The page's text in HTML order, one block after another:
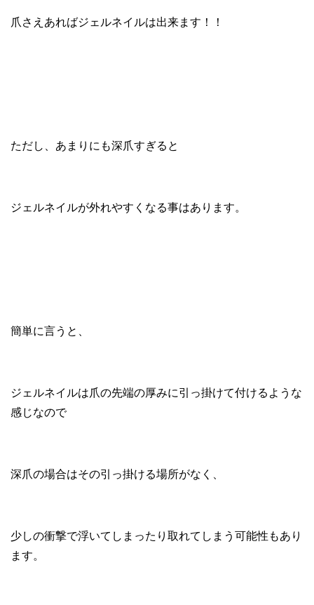
爪さえあればジェルネイルは出来ます！！
ただし、あまりにも深爪すぎると
ジェルネイルが外れやすくなる事はあります。
簡単に言うと、
ジェルネイルは爪の先端の厚みに引っ掛けて付けるような
感じなので
深爪の場合はその引っ掛ける場所がなく、
少しの衝撃で浮いてしまったり取れてしまう可能性もあり
ます。